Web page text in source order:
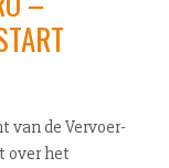
van de Ver­voer­
over het